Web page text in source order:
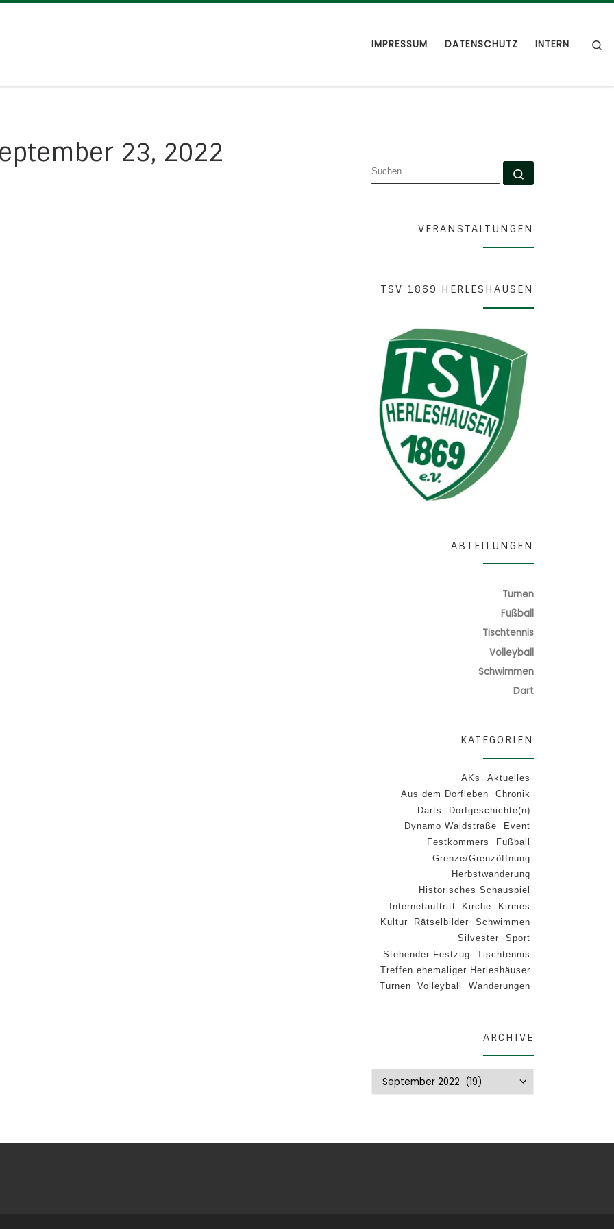
IMPRESSUM DATENSCHUTZ INTERN
23, 2022 SUCHE
VERANSTALTUNGEN
TSV 1869 HERLESHAUSEN
ABTEILUNGEN
Turnen
Fußball
Tischtennis
Volleyball
Schwimmen
Dart
KATEGORIEN
AKs
Aktuelles
Aus dem Dorfleben
Chronik
Darts
Dorfgeschichte(n)
Dynamo Waldstraße
Event
Festkommers
Fußball
Grenze/Grenzöffnung
Herbstwanderung
Historisches Schauspiel
Internetauftritt
Kirche
Kirmes
Kultur
Rätselbilder
Schwimmen
Silvester
Sport
Stehender Festzug
Tischtennis
Treffen ehemaliger Herleshäuser
Turnen
Volleyball Wanderungen
ARCHIVE